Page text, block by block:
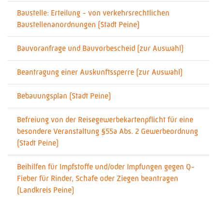
Baustelle: Erteilung - von verkehrsrechtlichen
Baustellenanordnungen (Stadt Peine)
Bauvoranfrage und Bauvorbescheid (zur Auswahl)
Beantragung einer Auskunftssperre (zur Auswahl)
Bebauungsplan (Stadt Peine)
Befreiung von der Reisegewerbekartenpflicht für eine
besondere Veranstaltung §55a Abs. 2 Gewerbeordnung
(Stadt Peine)
Beihilfen für Impfstoffe und/oder Impfungen gegen Q-
Fieber für Rinder, Schafe oder Ziegen beantragen
(Landkreis Peine)